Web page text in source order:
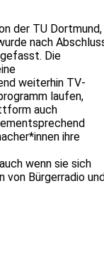
der TU Dortmund,
nach
Die
weiterhin TV-
laufen,
auch
ihre
wenn sie sich
von Bürgerradio